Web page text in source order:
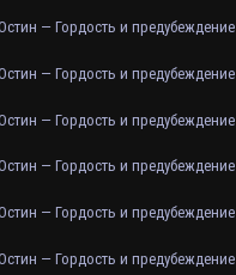
— Гордость и предубеждение
— Гордость и предубеждение
— Гордость и предубеждение
— Гордость и предубеждение
— Гордость и предубеждение
— Гордость и предубеждение